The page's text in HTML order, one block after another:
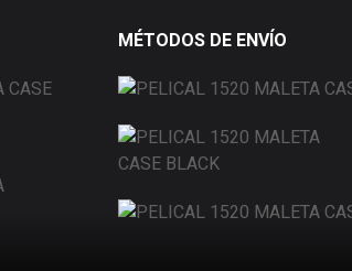
MÉTODOS DE ENVÍO